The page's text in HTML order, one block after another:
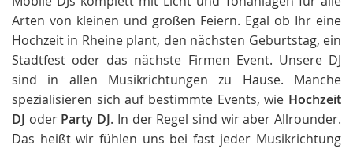
Arten von kleinen und großen Feiern. Egal ob Ihr eine
Hochzeit in Rheine plant, den nächsten Geburtstag, ein
Stadtfest oder das nächste Firmen Event. Unsere DJ
sind in allen Musikrichtungen zu Hause. Manche
spezialisieren sich auf bestimmte Events, wie Hochzeit
DJ oder Party DJ. In der Regel sind wir aber Allrounder.
Das heißt wir fühlen uns bei fast jeder Musikrichtung